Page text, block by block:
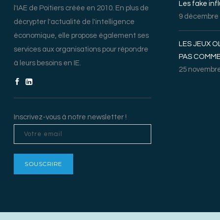
l'IAE de Poitiers créée en 2010. En plus de
décrypter l'actualité de l'intelligence
économique, elle propose également ses
services aux organisations pour répondre
à leurs besoins en IE.
Inscrivez-vous à notre newsletter !
Les fake
9 décembre
LES JEUX
PAS
25